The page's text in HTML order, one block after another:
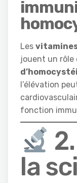
Les
jouent un rôle
l’élévation
fonction
la